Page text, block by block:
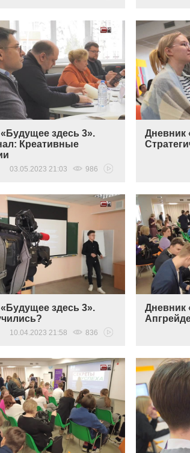
здесь 3».
Креативные
03.05.2023 21:03 986
Дневник
здесь 3».
10.04.2023 21:58 836
Дневник